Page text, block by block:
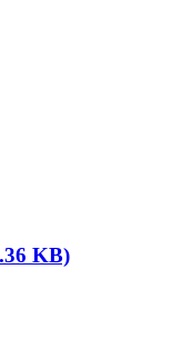
KB)